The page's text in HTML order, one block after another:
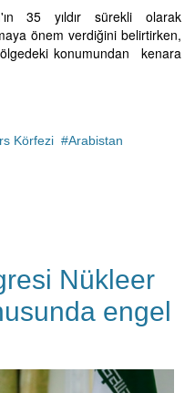
35 yıldır sürekli olarak
önem verdiğini belirtirken,
konumundan kenara
Körfezi
Arabistan
Nükleer
engel